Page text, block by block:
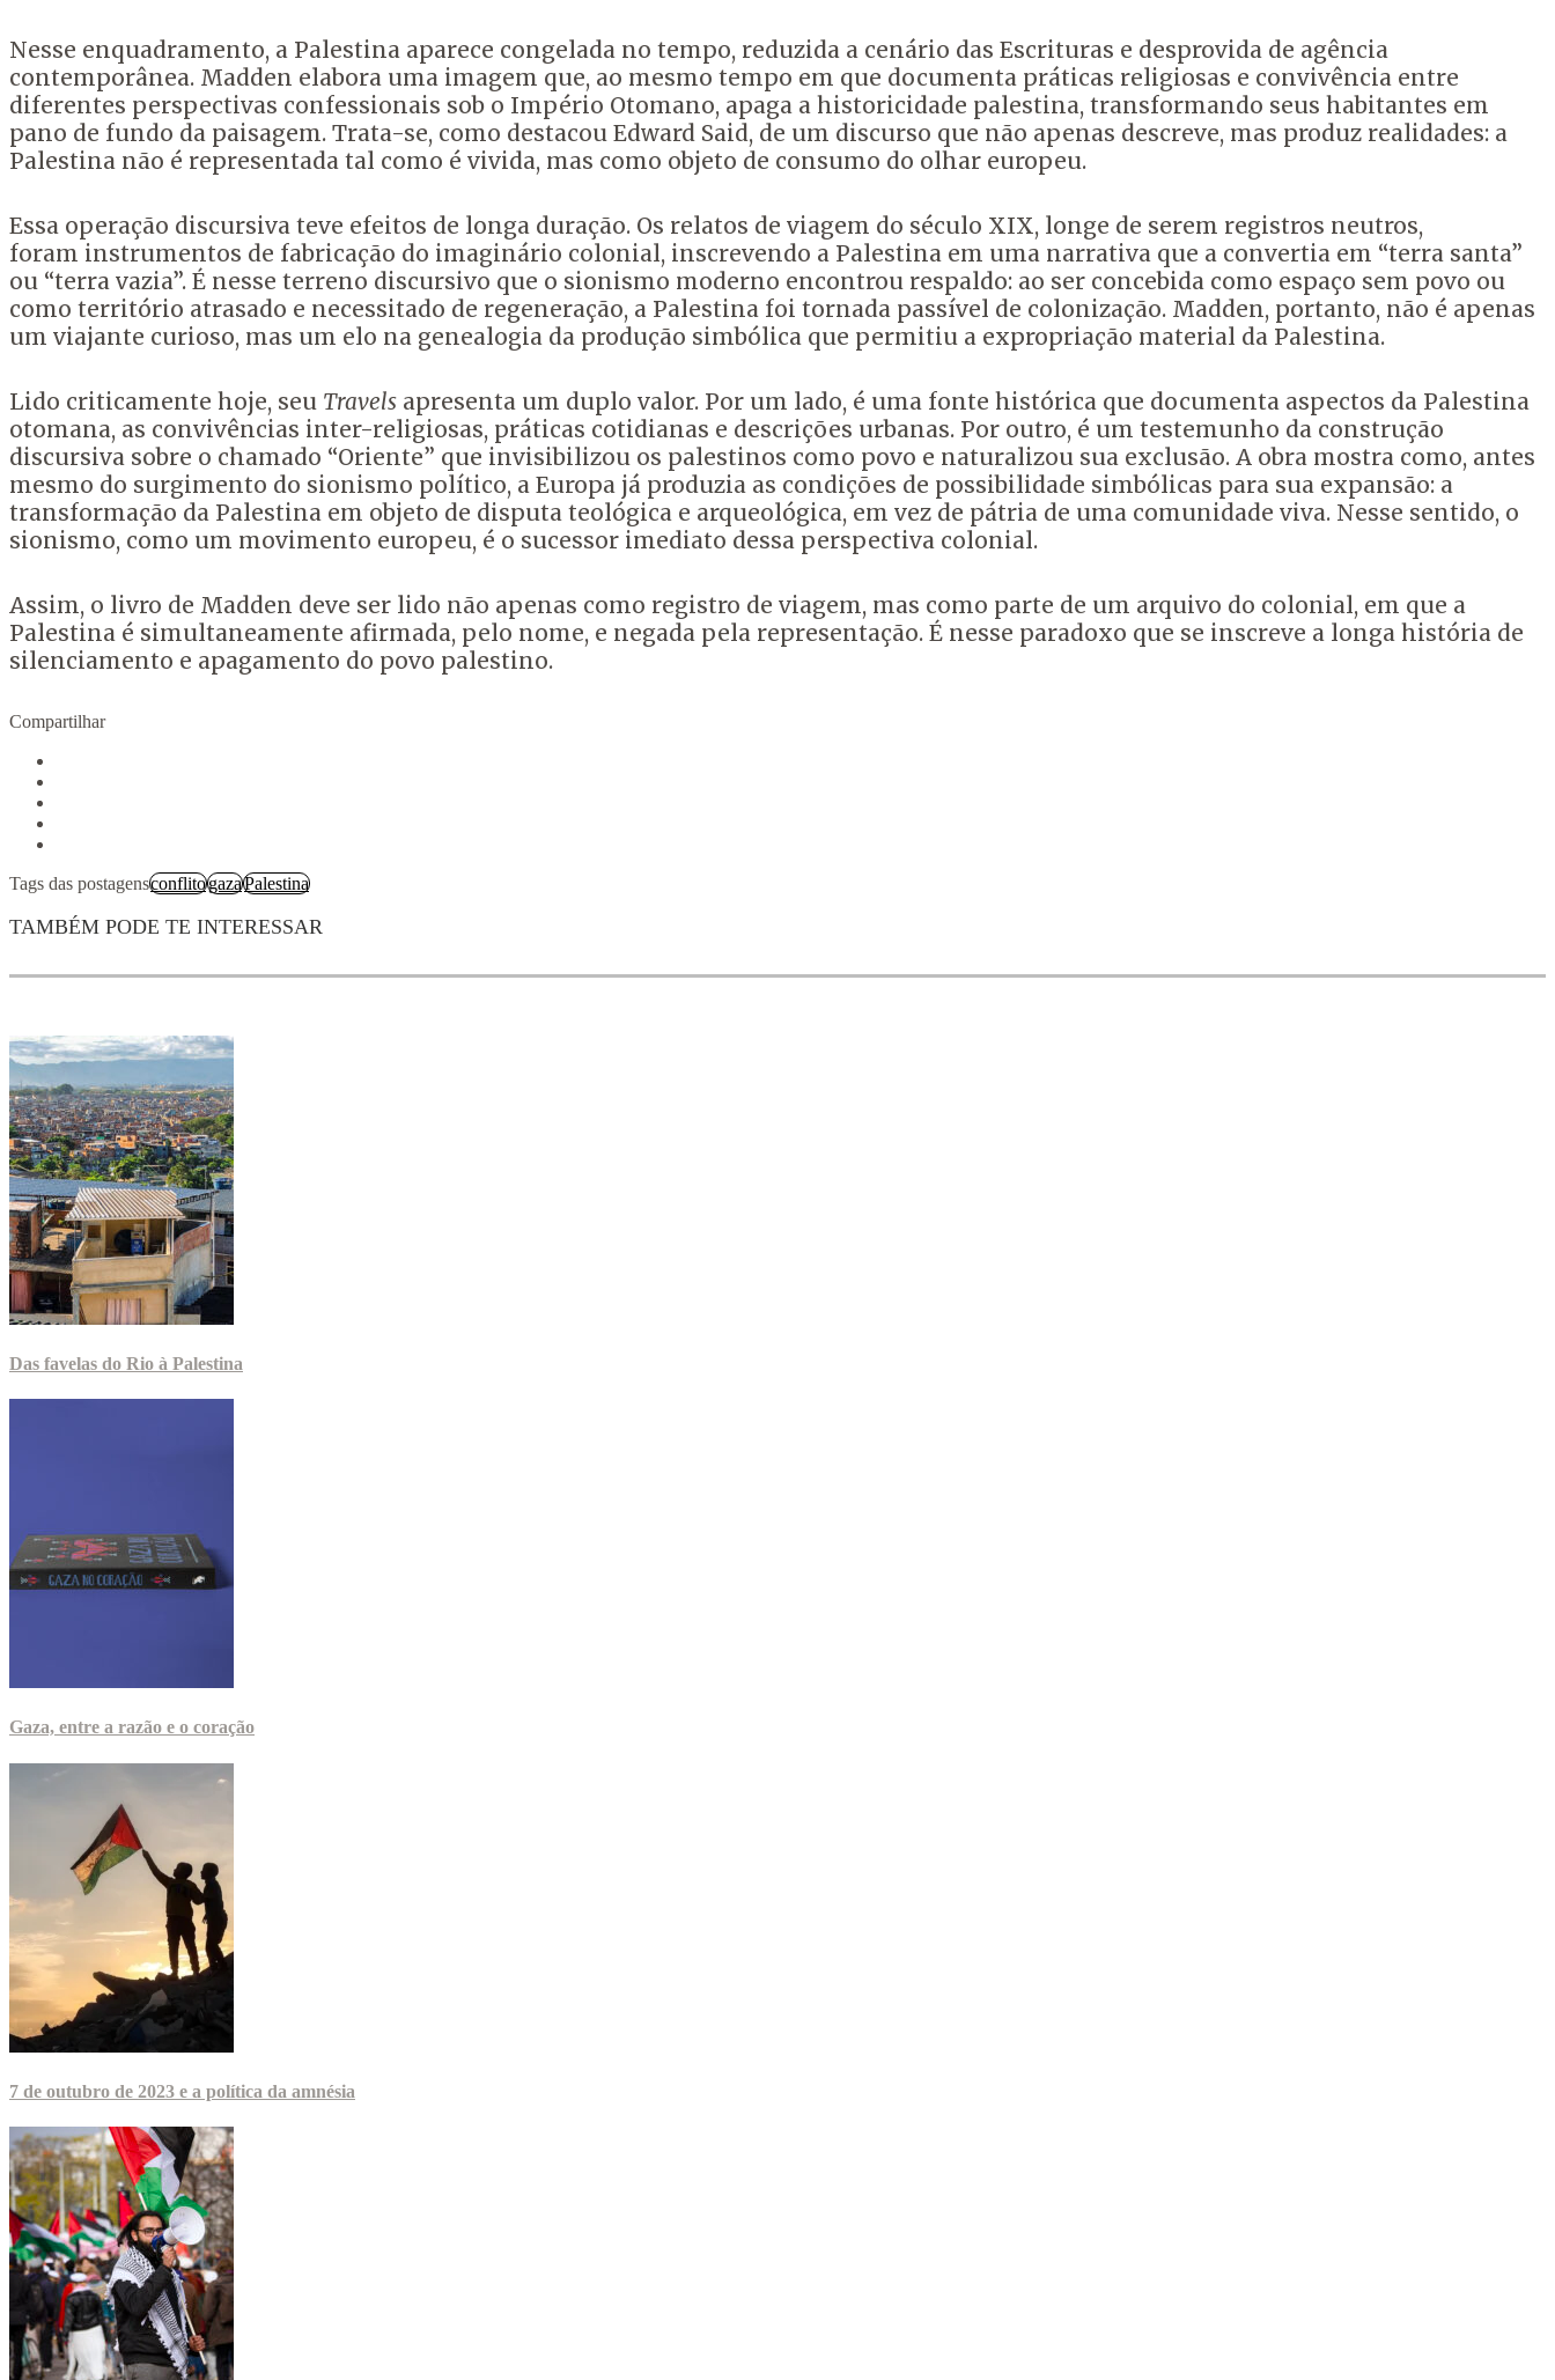
Nesse enquadramento, a Palestina aparece congelada no tempo, reduzida a cenário das Escrituras e desprovida de agência
contemporânea. Madden elabora uma imagem que, ao mesmo tempo em que documenta práticas religiosas e convivência entre
diferentes perspectivas confessionais sob o Império Otomano, apaga a historicidade palestina, transformando seus habitantes em
pano de fundo da paisagem. Trata-se, como destacou Edward Said, de um discurso que não apenas descreve, mas produz realidades: a
Palestina não é representada tal como é vivida, mas como objeto de consumo do olhar europeu.
Essa operação discursiva teve efeitos de longa duração. Os relatos de viagem do século XIX, longe de serem registros neutros,
foram instrumentos de fabricação do imaginário colonial, inscrevendo a Palestina em uma narrativa que a convertia em “terra santa”
ou “terra vazia”. É nesse terreno discursivo que o sionismo moderno encontrou respaldo: ao ser concebida como espaço sem povo ou
como território atrasado e necessitado de regeneração, a Palestina foi tornada passível de colonização. Madden, portanto, não é apenas
um viajante curioso, mas um elo na genealogia da produção simbólica que permitiu a expropriação material da Palestina.
Lido criticamente hoje, seu Travels apresenta um duplo valor. Por um lado, é uma fonte histórica que documenta aspectos da Palestina
otomana, as convivências inter-religiosas, práticas cotidianas e descrições urbanas. Por outro, é um testemunho da construção
discursiva sobre o chamado “Oriente” que invisibilizou os palestinos como povo e naturalizou sua exclusão. A obra mostra como, antes
mesmo do surgimento do sionismo político, a Europa já produzia as condições de possibilidade simbólicas para sua expansão: a
transformação da Palestina em objeto de disputa teológica e arqueológica, em vez de pátria de uma comunidade viva. Nesse sentido, o
sionismo, como um movimento europeu, é o sucessor imediato dessa perspectiva colonial.
Assim, o livro de Madden deve ser lido não apenas como registro de viagem, mas como parte de um arquivo do colonial, em que a
Palestina é simultaneamente afirmada, pelo nome, e negada pela representação. É nesse paradoxo que se inscreve a longa história de
silenciamento e apagamento do povo palestino.
Compartilhar
Tags das postagensconflitogazaPalestina
TAMBÉM PODE TE INTERESSAR
Das favelas do Rio à Palestina
Gaza, entre a razão e o coração
7 de outubro de 2023 e a política da amnésia